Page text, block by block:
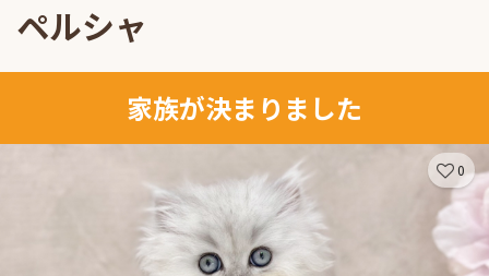
ペルシャ
家族が決まりました
0